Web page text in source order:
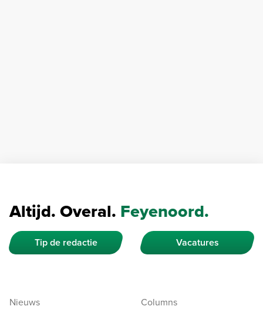
Altijd. Overal. Feyenoord.
Tip de redactie Vacatures
Nieuws
Columns